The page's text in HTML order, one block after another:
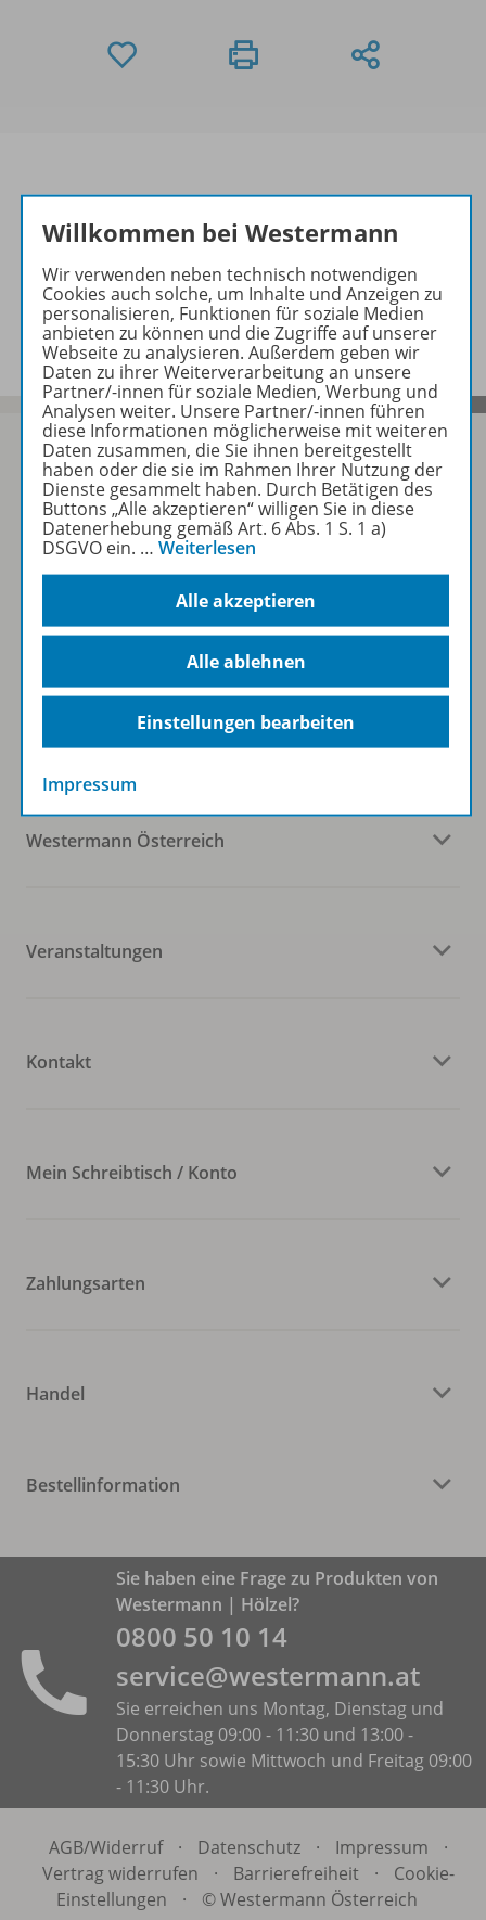
Informationen
Video zu folgenden Werken
Sofort profitieren
Zum Newsletter anmelden
Westermann Österreich
Veranstaltungen
Kontakt
Mein Schreibtisch / Konto
Zahlungsarten
Handel
Bestellinformation
Sie haben eine Frage zu Produkten von
Westermann | Hölzel?
0800 50 10 14
service@westermann.at
Sie erreichen uns Montag, Dienstag und
Donnerstag 09:00 - 11:30 und 13:00 -
15:30 Uhr sowie Mittwoch und Freitag 09:00
- 11:30 Uhr.
AGB/Widerruf · Datenschutz · Impressum
·
Vertrag widerrufen
· Barrierefreiheit ·
Cookie-
Einstellungen
· © Westermann Österreich
Willkommen bei Westermann
Wir verwenden neben technisch notwendigen
Cookies auch solche, um Inhalte und Anzeigen zu
personalisieren, Funktionen für soziale Medien
anbieten zu können und die Zugriffe auf unserer
Webseite zu analysieren. Außerdem geben wir
Daten zu ihrer Weiterverarbeitung an unsere
Partner/-innen für soziale Medien, Werbung und
Analysen weiter. Unsere Partner/-innen führen
diese Informationen möglicherweise mit weiteren
Daten zusammen, die Sie ihnen bereitgestellt
haben oder die sie im Rahmen Ihrer Nutzung der
Dienste gesammelt haben. Durch Betätigen des
Buttons „Alle akzeptieren“ willigen Sie in diese
Datenerhebung gemäß Art. 6 Abs. 1 S. 1 a)
DSGVO ein. … Weiterlesen
Alle akzeptieren
Alle ablehnen
Einstellungen bearbeiten
Impressum